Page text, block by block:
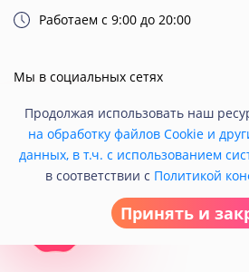
Работаем с 9:00 до 20:00
Мы в социальных сетях
© 2021
Продолжая использовать наш
на обработку файлов Cookie и
данных, в т.ч. с использованием
в соответствии с Политикой
Принять и